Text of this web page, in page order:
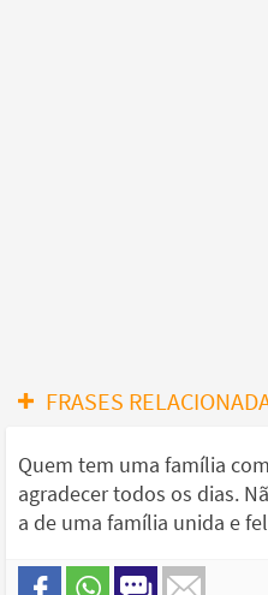
FRASES
Quem tem uma família
agradecer todos os dias.
a de uma família unida e